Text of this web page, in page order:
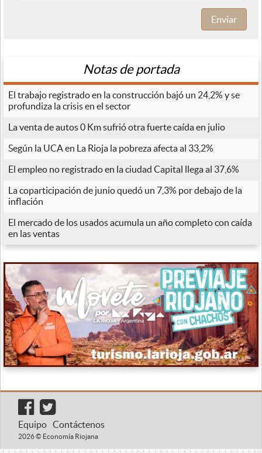
Enviar
Notas de portada
El trabajo registrado en la construcción bajó un 24,2% y se
profundiza la crisis en el sector
La venta de autos 0 Km sufrió otra fuerte caída en julio
Según la UCA en La Rioja la pobreza afecta al 33,2%
El empleo no registrado en la ciudad Capital llega al 37,6%
La coparticipación de junio quedó un 7,3% por debajo de la
inflación
El mercado de los usados acumula un año completo con caída
en las ventas
Equipo Contáctenos
2026 © Economía Riojana